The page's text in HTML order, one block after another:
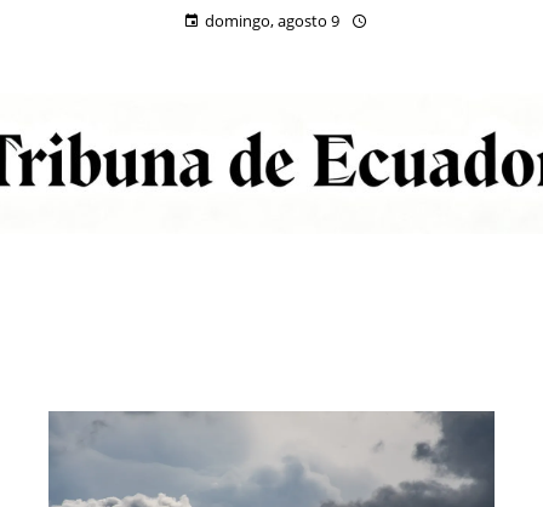
domingo, agosto 9